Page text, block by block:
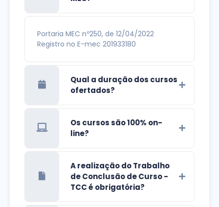
Portaria MEC nº250, de 12/04/2022
Registro no E-mec 201933180
Qual a duração dos cursos
ofertados?
Os cursos são 100% on-
line?
A realização do Trabalho
de Conclusão de Curso -
TCC é obrigatória?